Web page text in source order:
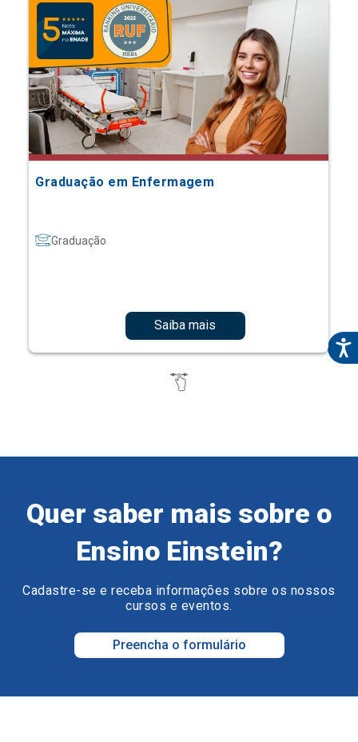
Graduação em Enfermagem
Graduação
Saiba mais
Quer saber mais sobre o
Ensino Einstein?
Cadastre-se e receba informações sobre os nossos
cursos e eventos.
Preencha o formulário